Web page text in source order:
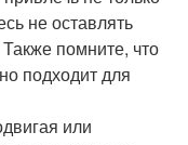
не оставлять
помните, что
подходит для
или